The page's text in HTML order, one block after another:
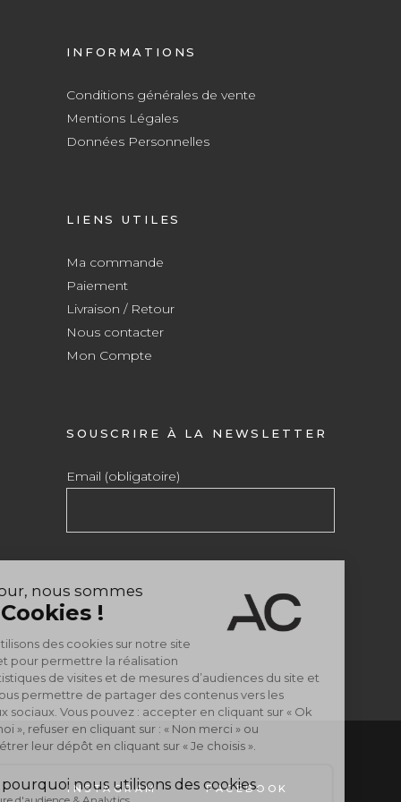
INFORMATIONS
Conditions générales de vente
Mentions Légales
Données Personnelles
LIENS UTILES
Ma commande
Paiement
Livraison / Retour
Nous contacter
Mon Compte
SOUSCRIRE À LA NEWSLETTER
Email (obligatoire)
INSTAGRAM FACEBOOK